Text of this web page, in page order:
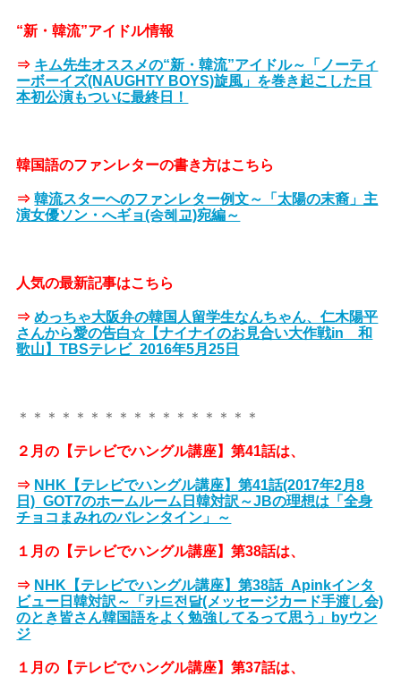
“新・韓流”アイドル情報
⇒ キム先生オススメの“新・韓流”アイドル～「ノーティ
ーボーイズ(NAUGHTY BOYS)旋風」を巻き起こした日
本初公演もついに最終日！
韓国語のファンレターの書き方はこちら
⇒ 韓流スターへのファンレター例文～「太陽の末裔」主
演女優ソン・へギョ(송혜교)宛編～
人気の最新記事はこちら
⇒ めっちゃ大阪弁の韓国人留学生なんちゃん、仁木陽平
さんから愛の告白☆【ナイナイのお見合い大作戦in 和
歌山】TBSテレビ_2016年5月25日
＊＊＊＊＊＊＊＊＊＊＊＊＊＊＊＊＊
２月の【テレビでハングル講座】第41話は、
⇒ NHK【テレビでハングル講座】第41話(2017年2月8
日)_GOT7のホームルーム日韓対訳～JBの理想は「全身
チョコまみれのバレンタイン」～
１月の【テレビでハングル講座】第38話は、
⇒ NHK【テレビでハングル講座】第38話_Apinkインタ
ビュー日韓対訳～「카드전달(メッセージカード手渡し会)
のとき皆さん韓国語をよく勉強してるって思う」byウン
ジ
１月の【テレビでハングル講座】第37話は、